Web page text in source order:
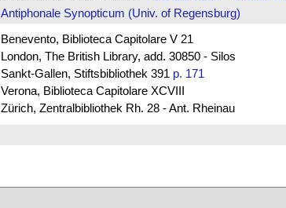
Antiphonale Synopticum (Univ. of Regensburg)
Benevento, Biblioteca Capitolare V 21
London, The British Library, add. 30850 - Silos
Sankt-Gallen, Stiftsbibliothek 391 p. 171
Verona, Biblioteca Capitolare XCVIII
Zürich, Zentralbibliothek Rh. 28 - Ant. Rheinau